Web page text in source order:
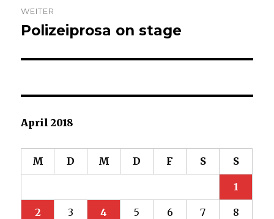
WEITER
Nächster
Polizeiprosa on stage
April 2018
M D M D F S S
1
2 3 4 5 6 7 8